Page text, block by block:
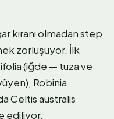
kıranı olmadan step
zorluşuyor. İlk
(iğde — tuza ve
Robinia
Celtis australis
ediliyor.